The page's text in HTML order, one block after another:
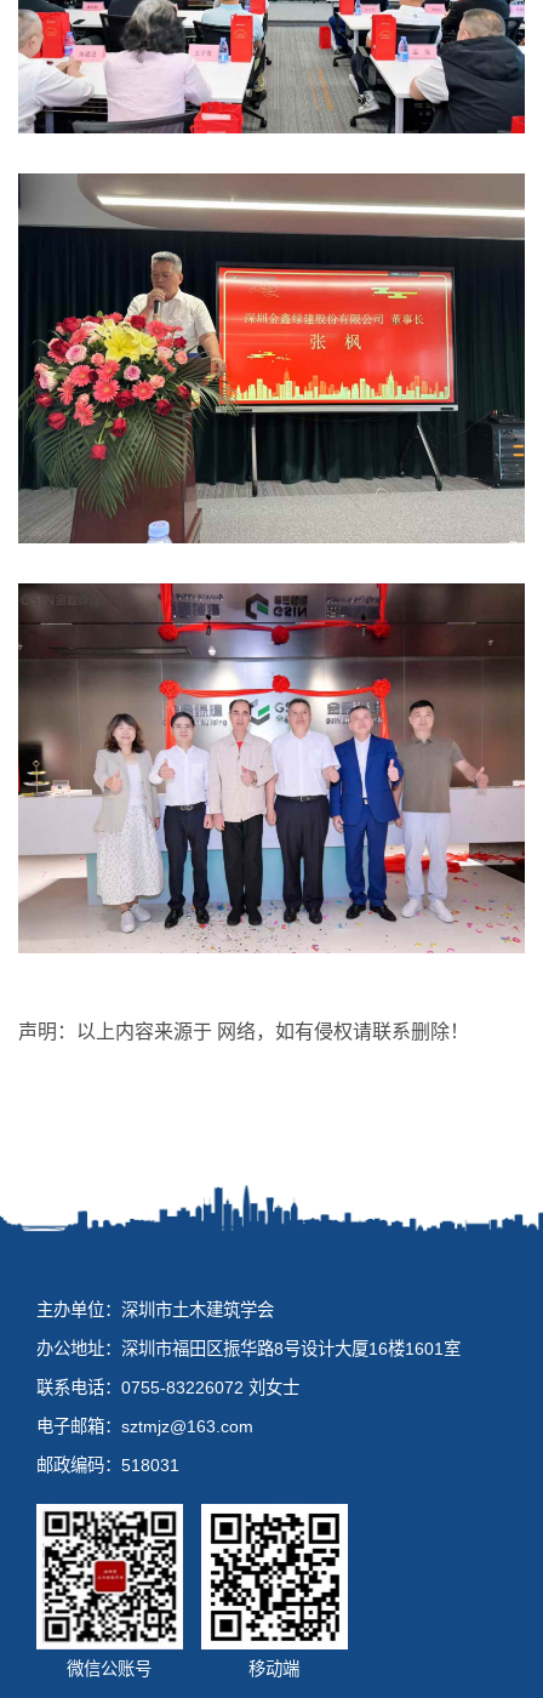
声明：以上内容来源于 网络，如有侵权请联系删除！
主办单位：深圳市土木建筑学会
办公地址：深圳市福田区振华路8号设计大厦16楼1601室
联系电话：0755-83226072 刘女士
电子邮箱：sztmjz@163.com
邮政编码：518031
微信公账号 移动端